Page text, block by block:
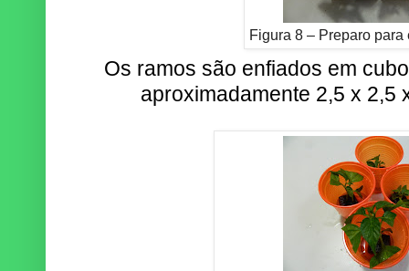
Figura 8 – Preparo para
Os ramos são enfiados em
aproximadamente 2,5 x 2,5